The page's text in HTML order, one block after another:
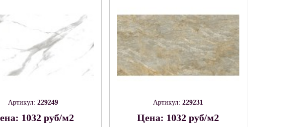
Артикул: 229249
1032 руб/м2
Артикул:229231
Цена: 1032 руб/м2